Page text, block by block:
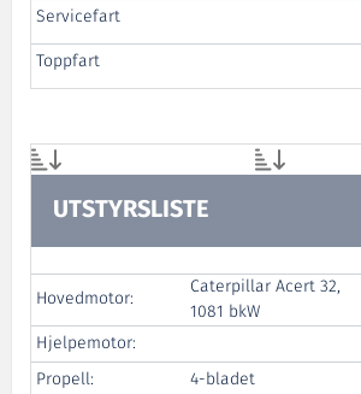
Servicefart
Toppfart
UTSTYRSLISTE
Hovedmotor:
Caterpillar Acert 32,
1081 bkW
Hjelpemotor:
Propell:
4-bladet